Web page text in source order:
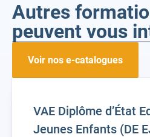
Autres
peuvent vous
Voir nos e-catalogues
VAE Diplôme d’État
Jeunes Enfants (DE